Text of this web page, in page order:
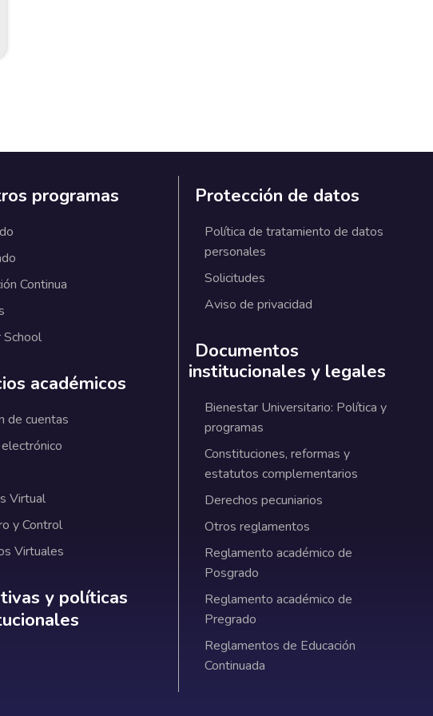
programas
Continua
académicos
de cuentas
Virtual
y Control
Virtuales
y políticas institucionales
y políticas
Protección de datos
Política de tratamiento de datos
personales
Solicitudes
Aviso de privacidad
Documentos
institucionales y legales
Bienestar Universitario: Política y
programas
Constituciones, reformas y
estatutos complementarios
Derechos pecuniarios
Otros reglamentos
Reglamento académico de
Posgrado
Reglamento académico de
Pregrado
Reglamentos de Educación
Continuada